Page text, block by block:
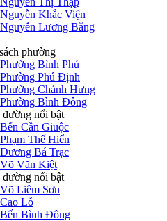
Nguyễn Khắc Viện
Nguyễn Lương Bằng
phường
Phường Bình Phú
Phường Phú Định
Phường Chánh Hưng
Phường Bình Đông
đường nổi bật
Bến Cần Giuộc
Phạm Thế Hiển
Dương Bá Trạc
Võ Văn Kiệt
đường nổi bật
Võ Liêm Sơn
Cao Lỗ
Bến Bình Đông